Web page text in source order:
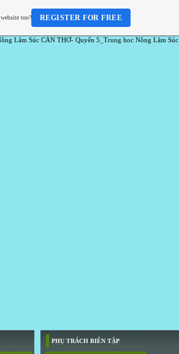
Lâm Súc CẦN THƠ- Quyển 5_Trung hoc Nông Lâm Súc
PHỤ TRÁCH BIÊN TẬP
too? REGISTER FOR FREE